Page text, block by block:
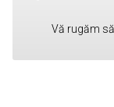
Vă rugăm